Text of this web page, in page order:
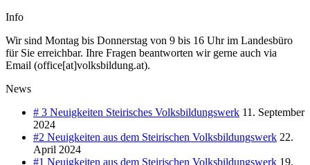
Info
Wir sind Montag bis Donnerstag von 9 bis 16 Uhr im Landesbüro
für Sie erreichbar. Ihre Fragen beantworten wir gerne auch via
Email (office[at]volksbildung.at).
News
# 3 Neuigkeiten Steirisches Volksbildungswerk 11. September
2024
#2 Neuigkeiten aus dem Steirischen Volksbildungswerk 22.
April 2024
#1 Neuigkeiten aus dem Steirischen Volksbildungswerk 19.